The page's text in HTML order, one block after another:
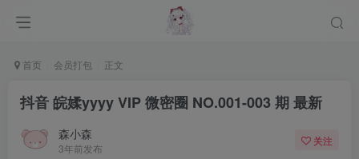
首页 会员打包 正文
抖音 皖媃yyyy VIP 微密圈 NO.001-003 期 最新
森小森
3年前发布
关注